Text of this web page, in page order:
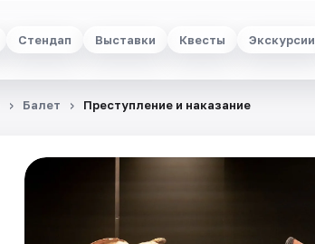
Стендап Выставки Квесты Экскурсии
Балет Преступление и наказание